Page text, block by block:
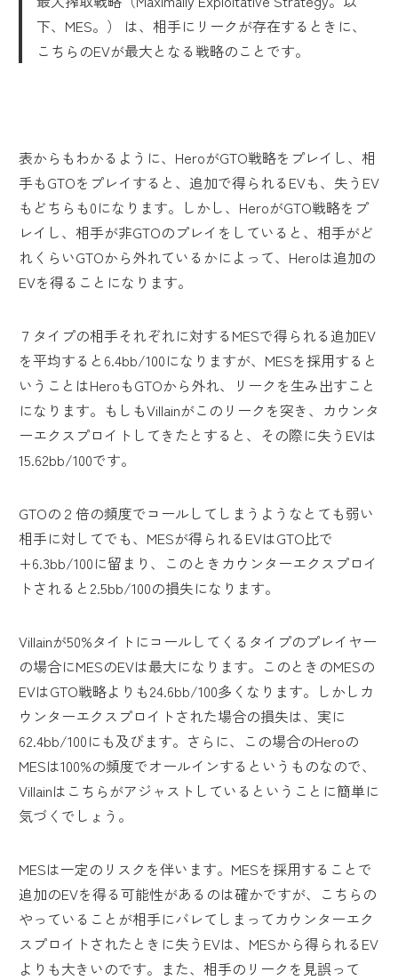
下、MES。） は、相手にリークが存在するときに、
こちらのEVが最大となる戦略のことです。
表からもわかるように、HeroがGTO戦略をプレイし、相
手もGTOをプレイすると、追加で得られるEVも、失うEV
もどちらも0になります。しかし、HeroがGTO戦略をプ
レイし、相手が非GTOのプレイをしていると、相手がど
れくらいGTOから外れているかによって、Heroは追加の
EVを得ることになります。
７タイプの相手それぞれに対するMESで得られる追加EV
を平均すると6.4bb/100になりますが、MESを採用すると
いうことはHeroもGTOから外れ、リークを生み出すこと
になります。もしもVillainがこのリークを突き、カウンタ
ーエクスプロイトしてきたとすると、その際に失うEVは
15.62bb/100です。
GTOの２倍の頻度でコールしてしまうようなとても弱い
相手に対してでも、MESが得られるEVはGTO比で
+6.3bb/100に留まり、このときカウンターエクスプロイ
トされると2.5bb/100の損失になります。
Villainが50%タイトにコールしてくるタイプのプレイヤー
の場合にMESのEVは最大になります。このときのMESの
EVはGTO戦略よりも24.6bb/100多くなります。しかしカ
ウンターエクスプロイトされた場合の損失は、実に
62.4bb/100にも及びます。さらに、この場合のHeroの
MESは100%の頻度でオールインするというものなので、
Villainはこちらがアジャストしているということに簡単に
気づくでしょう。
MESは一定のリスクを伴います。MESを採用することで
追加のEVを得る可能性があるのは確かですが、こちらの
やっていることが相手にバレてしまってカウンターエク
スプロイトされたときに失うEVは、MESから得られるEV
よりも大きいのです。また、相手のリークを見誤って